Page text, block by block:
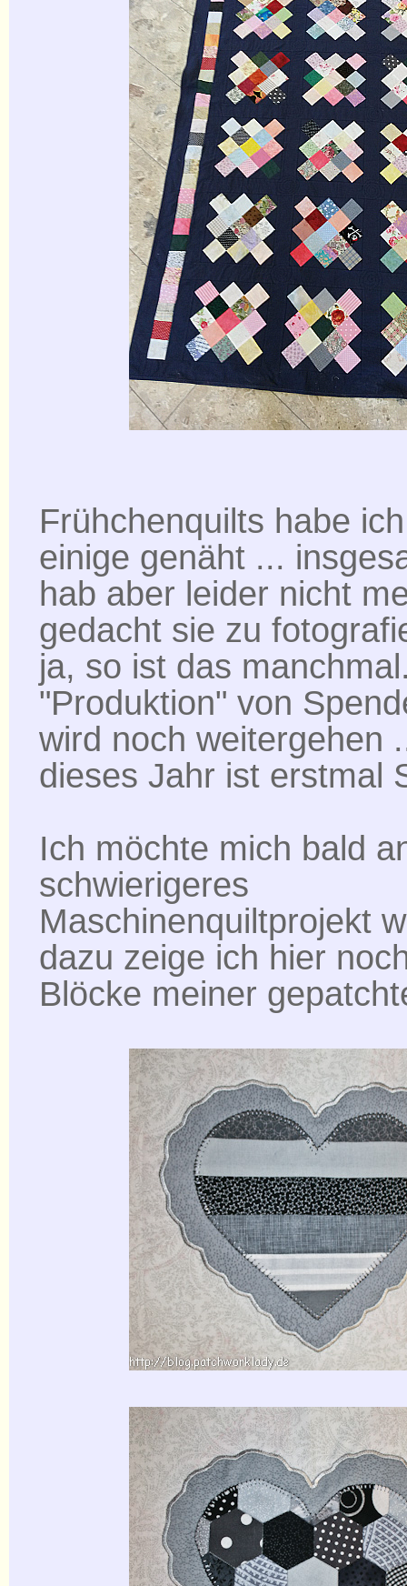
Frühchenquilts habe
einige genäht ...
hab aber leider nicht
gedacht sie zu
ja, so ist das
"Produktion" von
wird noch weitergehen
dieses Jahr ist erstmal
Ich möchte mich bald
schwierigeres
Maschinenquiltprojekt
dazu zeige ich hier
Blöcke meiner